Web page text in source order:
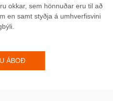
okkar, sem hönnuðar eru til að
en samt styðja á umhverfisvini
ÁBOÐ